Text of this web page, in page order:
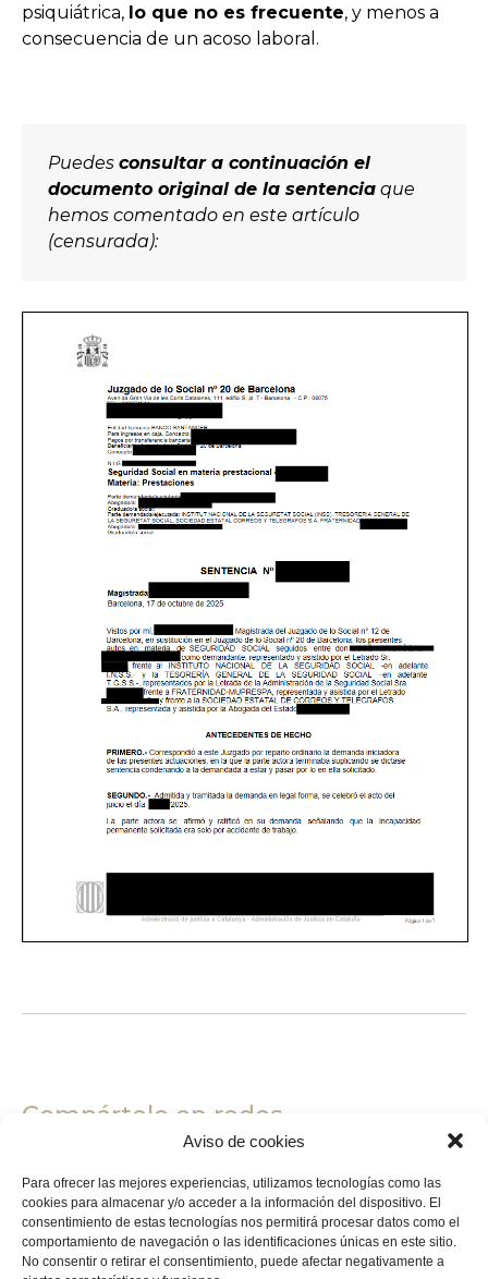
Aviso de cookies
Para ofrecer las mejores experiencias, utilizamos tecnologías como las
cookies para almacenar y/o acceder a la información del dispositivo. El
consentimiento de estas tecnologías nos permitirá procesar datos como el
comportamiento de navegación o las identificaciones únicas en este sitio.
No consentir o retirar el consentimiento, puede afectar negativamente a
psiquiátrica, lo que no es frecuente, y menos a
consecuencia de un acoso laboral.
Puedes consultar a continuación el
documento original de la sentencia que
hemos comentado en este artículo
(censurada):
Compártelo en redes
Facebook Twitter
LinkedIn WhatsApp Email